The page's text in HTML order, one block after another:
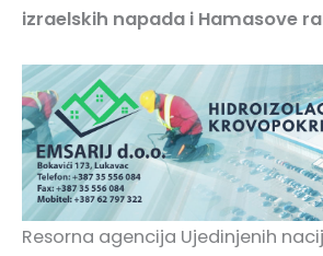
izraelskih napada i Hamasove
Resorna agencija Ujedinjenih